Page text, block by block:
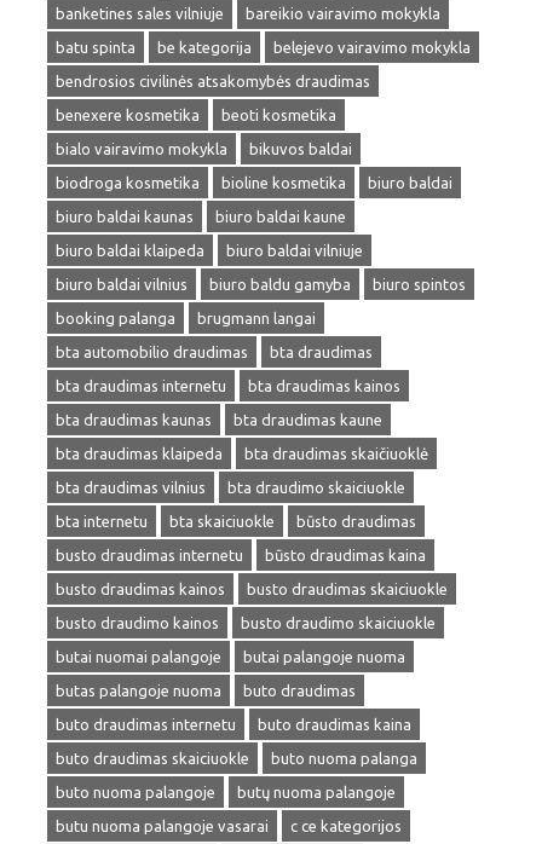
banketines sales vilniuje
bareikio vairavimo mokykla
batu spinta
be kategorija
belejevo vairavimo mokykla
bendrosios civilinės atsakomybės draudimas
benexere kosmetika
beoti kosmetika
bialo vairavimo mokykla
bikuvos baldai
biodroga kosmetika
bioline kosmetika
biuro baldai
biuro baldai kaunas
biuro baldai kaune
biuro baldai klaipeda
biuro baldai vilniuje
biuro baldai vilnius
biuro baldu gamyba
biuro spintos
booking palanga
brugmann langai
bta automobilio draudimas
bta draudimas
bta draudimas internetu
bta draudimas kainos
bta draudimas kaunas
bta draudimas kaune
bta draudimas klaipeda
bta draudimas skaičiuoklė
bta draudimas vilnius
bta draudimo skaiciuokle
bta internetu
bta skaiciuokle
būsto draudimas
busto draudimas internetu
būsto draudimas kaina
busto draudimas kainos
busto draudimas skaiciuokle
busto draudimo kainos
busto draudimo skaiciuokle
butai nuomai palangoje
butai palangoje nuoma
butas palangoje nuoma
buto draudimas
buto draudimas internetu
buto draudimas kaina
buto draudimas skaiciuokle
buto nuoma palanga
buto nuoma palangoje
butų nuoma palangoje
butu nuoma palangoje vasarai
c ce kategorijos